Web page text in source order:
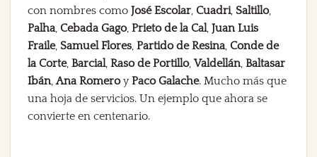
con nombres como José Escolar, Cuadri, Saltillo,
Palha, Cebada Gago, Prieto de la Cal, Juan Luis
Fraile, Samuel Flores, Partido de Resina, Conde de
la Corte, Barcial, Raso de Portillo,Valdellán, Baltasar
Ibán,Ana Romeroy Paco Galache. Mucho más que
una hoja de servicios. Un ejemplo que ahora se
convierte en centenario.